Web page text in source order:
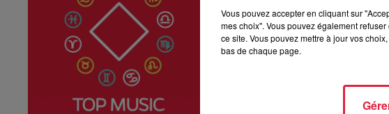
Vous pouvez accepter en cliquant sur
mes choix". Vous pouvez également
ce site. Vous pouvez mettre à jour vos
bas de chaque page.